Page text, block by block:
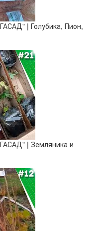
| Голубика, Пион,
| Земляника и